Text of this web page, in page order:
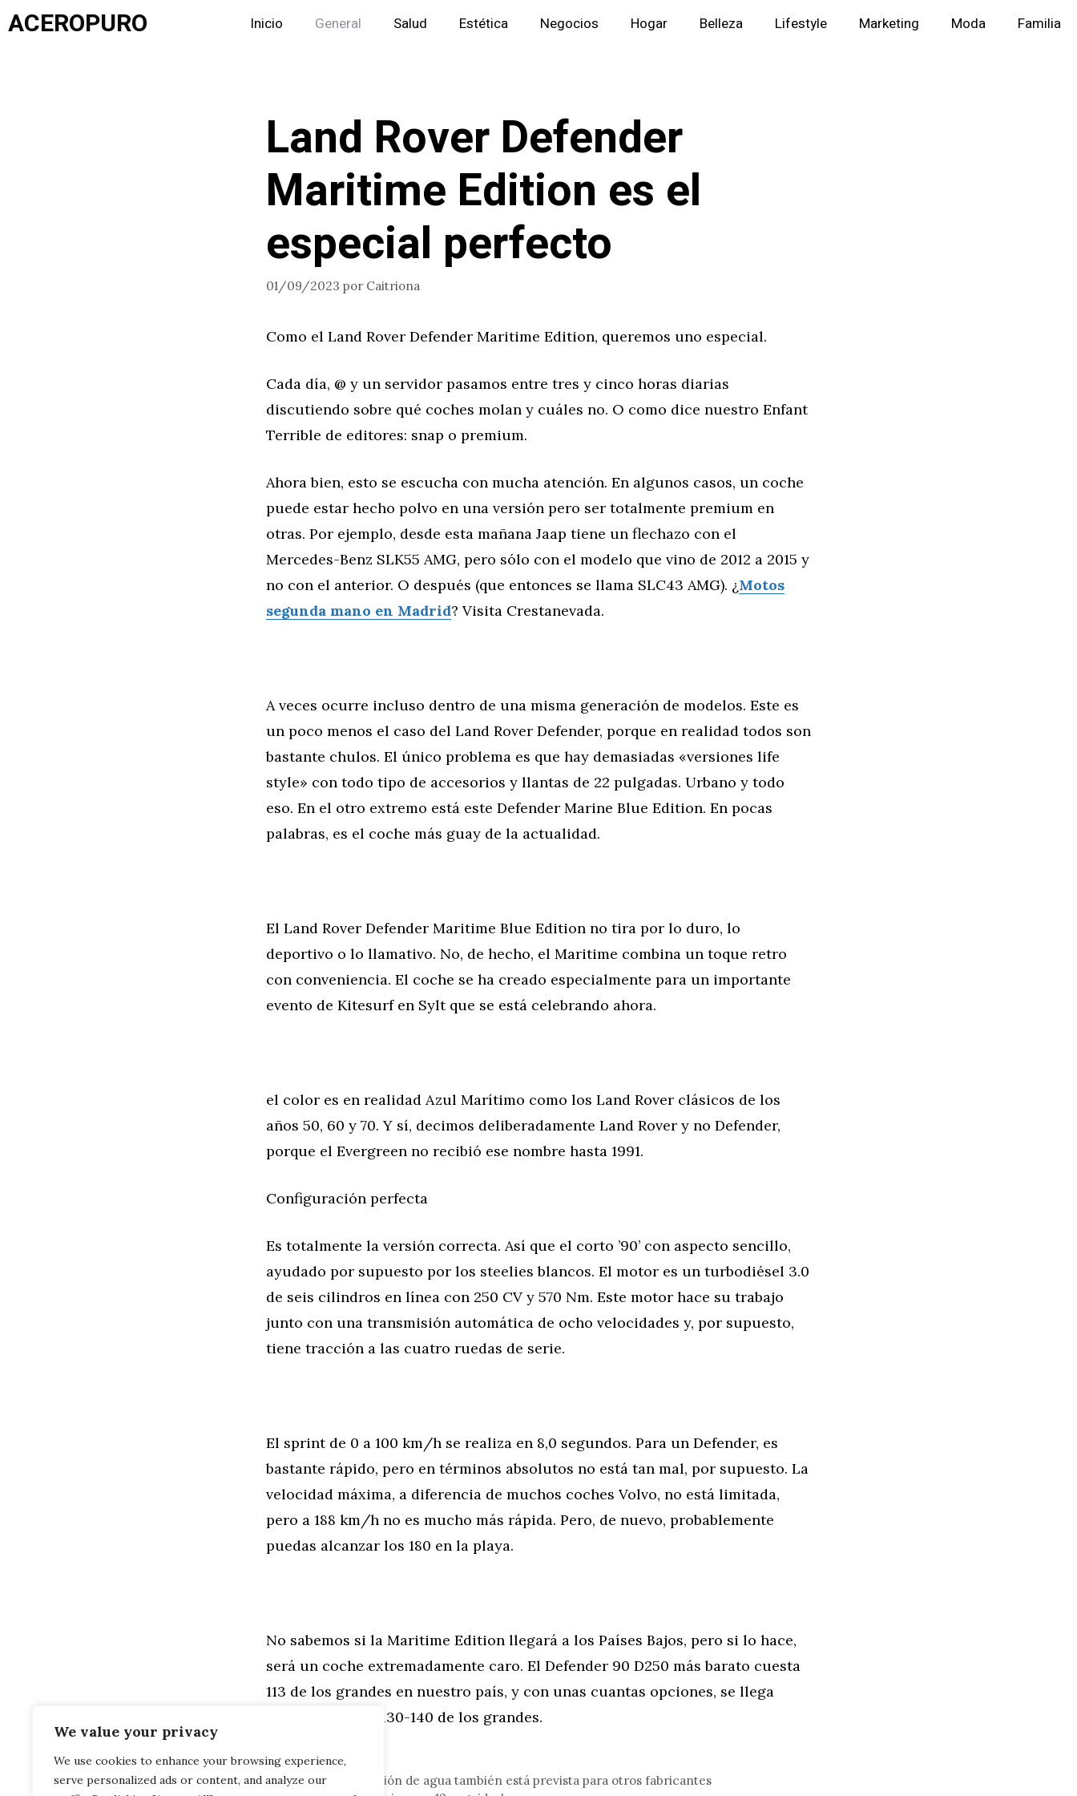
We value your privacy
We use cookies to enhance your browsing experience,
serve personalized ads or content, and analyze our
Saltar
alACEROPURO Inicio General Salud Estética Negocios Hogar Belleza Lifestyle Marketing Moda Familia
Land Rover Defender
Maritime Edition es el
especial perfecto
01/09/2023 por Caitriona
Como el Land Rover Defender Maritime Edition, queremos uno especial.
Cada día, @ y un servidor pasamos entre tres y cinco horas diarias
discutiendo sobre qué coches molan y cuáles no. O como dice nuestro Enfant
Terrible de editores: snap o premium.
Ahora bien, esto se escucha con mucha atención. En algunos casos, un coche
puede estar hecho polvo en una versión pero ser totalmente premium en
otras. Por ejemplo, desde esta mañana Jaap tiene un flechazo con el
Mercedes-Benz SLK55 AMG, pero sólo con el modelo que vino de 2012 a 2015 y
no con el anterior. O después (que entonces se llama SLC43 AMG). ¿Motos
segunda mano en Madrid? Visita Crestanevada.
A veces ocurre incluso dentro de una misma generación de modelos. Este es
un poco menos el caso del Land Rover Defender, porque en realidad todos son
bastante chulos. El único problema es que hay demasiadas «versiones life
style» con todo tipo de accesorios y llantas de 22 pulgadas. Urbano y todo
eso. En el otro extremo está este Defender Marine Blue Edition. En pocas
palabras, es el coche más guay de la actualidad.
El Land Rover Defender Maritime Blue Edition no tira por lo duro, lo
deportivo o lo llamativo. No, de hecho, el Maritime combina un toque retro
con conveniencia. El coche se ha creado especialmente para un importante
evento de Kitesurf en Sylt que se está celebrando ahora.
el color es en realidad Azul Marítimo como los Land Rover clásicos de los
años 50, 60 y 70. Y sí, decimos deliberadamente Land Rover y no Defender,
porque el Evergreen no recibió ese nombre hasta 1991.
Configuración perfecta
Es totalmente la versión correcta. Así que el corto ’90’ con aspecto sencillo,
ayudado por supuesto por los steelies blancos. El motor es un turbodiésel 3.0
de seis cilindros en línea con 250 CV y 570 Nm. Este motor hace su trabajo
junto con una transmisión automática de ocho velocidades y, por supuesto,
tiene tracción a las cuatro ruedas de serie.
El sprint de 0 a 100 km/h se realiza en 8,0 segundos. Para un Defender, es
bastante rápido, pero en términos absolutos no está tan mal, por supuesto. La
velocidad máxima, a diferencia de muchos coches Volvo, no está limitada,
pero a 188 km/h no es mucho más rápida. Pero, de nuevo, probablemente
puedas alcanzar los 180 en la playa.
No sabemos si la Maritime Edition llegará a los Países Bajos, pero si lo hace,
será un coche extremadamente caro. El Defender 90 D250 más barato cuesta
113 de los grandes en nuestro país, y con unas cuantas opciones, se llega
fácilmente a los 130-140 de los grandes.
Categorías
General,Motor
Bosch: La inyección de agua también está prevista para otros fabricantes